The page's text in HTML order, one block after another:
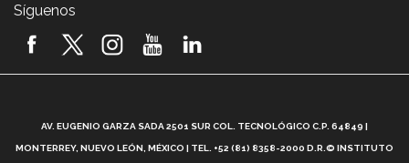
2026! (video)
¿Cómo es el Modelo Educativo Tec? (video)
Síguenos
AV. EUGENIO GARZA SADA 2501 SUR COL. TECNOLÓGICO C.P. 64849 |
MONTERREY, NUEVO LEÓN, MÉXICO | TEL. +52 (81) 8358-2000 D.R.© INSTITUTO